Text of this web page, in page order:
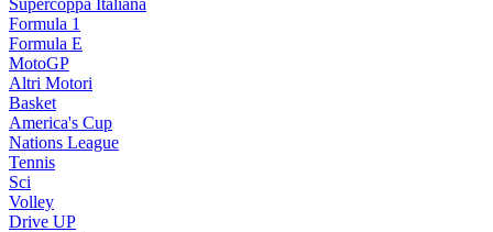
Formula 1
Formula E
MotoGP
Altri Motori
Basket
America's Cup
Nations League
Tennis
Sci
Volley
Drive UP